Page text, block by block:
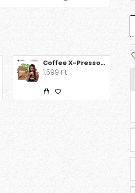
Coffee X-Presso - Decaff (koffeinmentes)
1,599 Ft